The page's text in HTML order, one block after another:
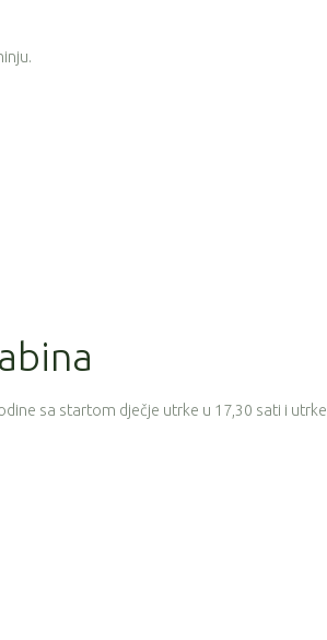
sa startom dječje utrke u 17,30 sati i utrke